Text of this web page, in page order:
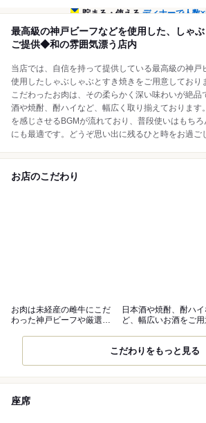
貯まる・使えるディナーで人数×
最高級の神戸ビーフなどを使用した、しゃ
ご提供◆和の雰囲気漂う店内
当店では、自信を持って提供している最高級の神戸
使用したしゃぶしゃぶとすき焼きをご用意しており
こだわったお肉は、その柔らかく深い味わいが絶品
酒や焼酎、酎ハイなど、幅広く取り揃えております
を感じさせるBGMが流れており、普段使いはもち
にも最適です。どうぞ思い出に残るひと時をお過ご
お店のこだわり
お肉は未経産の雌牛にこだ
わった神戸ビーフや厳選黒
日本酒や焼酎、酎ハイ
ど、幅広いお酒をご
こだわりをもっと見る
座席